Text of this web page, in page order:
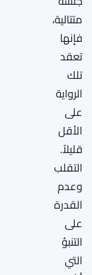
متتالية،
فإنها
تعقد
تلك
الرواية
على
الأقل
قليلاً.
التقلب
وعدم
القدرة
على
التنبؤ
التي